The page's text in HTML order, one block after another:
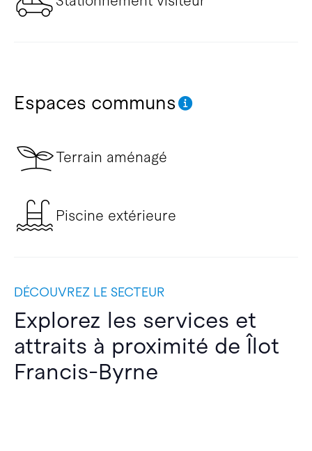
Espaces communs
Terrain aménagé
Piscine extérieure
DÉCOUVREZ LE SECTEUR
Explorez les services et
attraits à proximité de Îlot
Francis-Byrne